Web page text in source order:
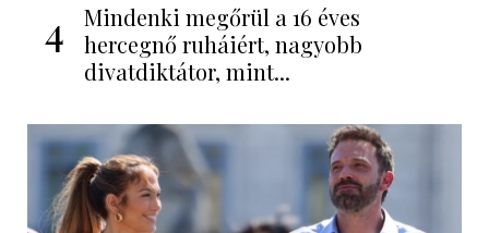
4
Mindenki megőrül a 16 éves
hercegnő ruháiért, nagyobb
divatdiktátor, mint...